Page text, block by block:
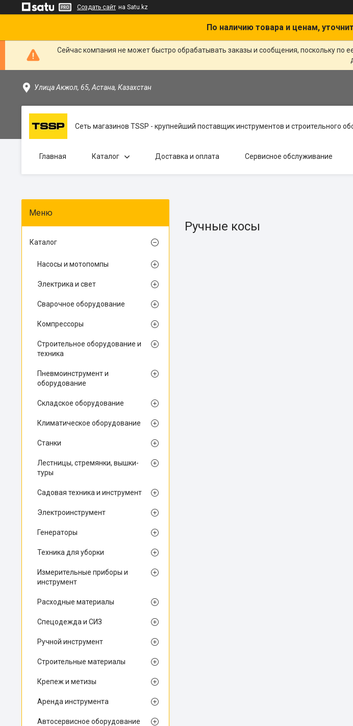
Создать сайт на Satu.kz
По наличию товара и ценам,
Сейчас компания не может быстро обрабатывать заказы и сообщения, поскольку
Улица Акжол, 65, Астана, Казахстан
Сеть магазинов TSSP - крупнейший поставщик инструментов и строительного
Главная Каталог Доставка и оплата Сервисное обслуживание
Ручные косы
Каталог
Насосы и мотопомпы
Электрика и свет
Сварочное оборудование
Компрессоры
Строительное оборудование и
техника
Пневмоинструмент и
оборудование
Складское оборудование
Климатическое оборудование
Станки
Лестницы, стремянки, вышки-
туры
Садовая техника и инструмент
Электроинструмент
Генераторы
Техника для уборки
Измерительные приборы и
инструмент
Расходные материалы
Спецодежда и СИЗ
Ручной инструмент
Строительные материалы
Крепеж и метизы
Аренда инструмента
Автосервисное оборудование